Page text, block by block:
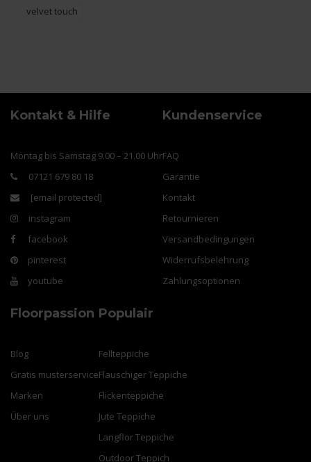
velvet touch
Kontakt & Hilfe
Montag bis Samstag 9.00 – 21.00 Uhr
07121 679 80 18
[email protected]
instagram
facebook
pinterest
youtube
Kundenservice
FAQ
Garantie
Kontakt
Retournieren
Versandbedingungen
Widerrufsbelehrung
Zahlungsoptionen
Floorpassion
Blog
Gratis musterservice
Marken
Über uns
Populair
Fellteppiche
Flauschiger Teppiche
Flickenteppiche
Jute Teppiche
Langflor Teppiche
Outdoor Teppich